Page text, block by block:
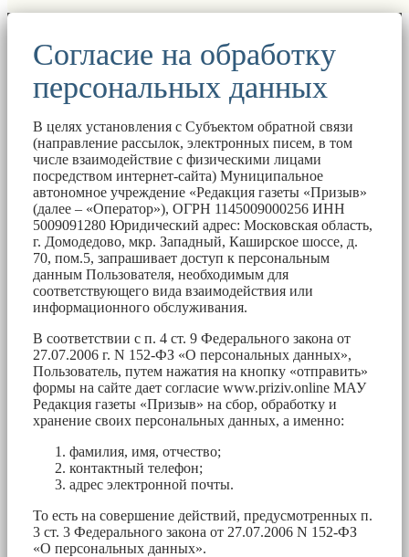
Согласие на обработку
персональных данных
В целях установления с Субъектом обратной связи
(направление рассылок, электронных писем, в том
числе взаимодействие с физическими лицами
посредством интернет-сайта) Муниципальное
автономное учреждение «Редакция газеты «Призыв»
(далее – «Оператор»), ОГРН 1145009000256 ИНН
5009091280 Юридический адрес: Московская область,
г. Домодедово, мкр. Западный, Каширское шоссе, д.
70, пом.5, запрашивает доступ к персональным
данным Пользователя, необходимым для
соответствующего вида взаимодействия или
информационного обслуживания.
В соответствии с п. 4 ст. 9 Федерального закона от
27.07.2006 г. N 152-ФЗ «О персональных данных»,
Пользователь, путем нажатия на кнопку «отправить»
формы на сайте дает согласие www.priziv.online МАУ
Редакция газеты «Призыв» на сбор, обработку и
хранение своих персональных данных, а именно:
фамилия, имя, отчество;
контактный телефон;
адрес электронной почты.
То есть на совершение действий, предусмотренных п.
3 ст. 3 Федерального закона от 27.07.2006 N 152-ФЗ
«О персональных данных».